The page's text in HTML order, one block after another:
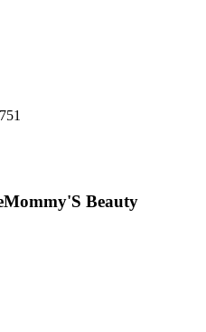
Mommy'S Beauty